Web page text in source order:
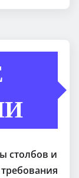
столбов и